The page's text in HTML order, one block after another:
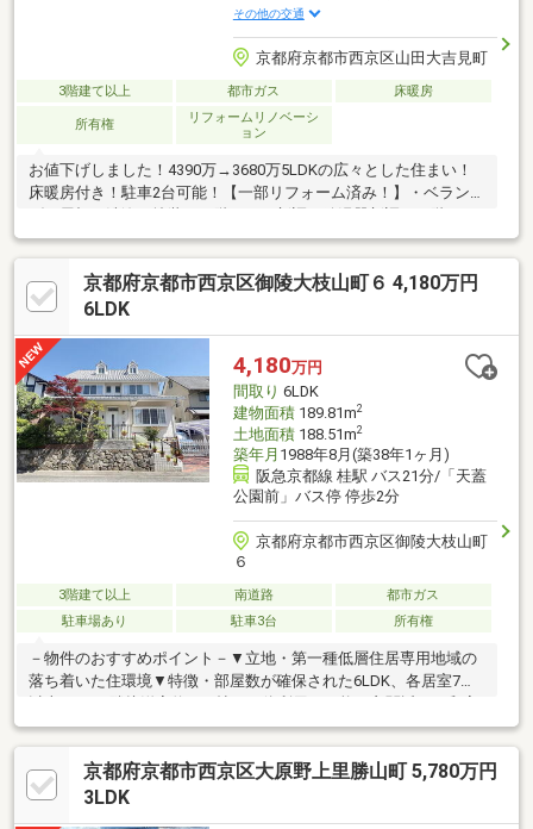
その他の交通
京都府京都市西京区山田大吉見町
3階建て以上 都市ガス 床暖房
所有権
リフォームリノベーシ
ョン
お値下げしました！4390万→3680万5LDKの広々とした住まい！
床暖房付き！駐車2台可能！【一部リフォーム済み！】・ベラン
ダ・屋根の洗浄＋塗装・２階トイレ新調・給湯器新調・２階LDK
クロス貼替【5LDK】家族の人数やライフスタイルに柔軟に対応で
きる間取り【駐車2台可能】来客時や将来的な車の増台にも対応可
能！【リビング17.5帖＋床暖房】快適で広々としたくつろぎ空間
【ビルドインガレージ】雨の日も快適に出入り可能【南面バルコ
設が充実】小・中学校、スーパー、病院、公園、郵便局すべて徒
歩圏内！
京都府京都市西京区御陵大枝山町６ 4,180万円
6LDK
4,180万円
間取り 6LDK
建物面積189.81m2
土地面積188.51m2
築年月 1988年8月(築38年1ヶ月)
阪急京都線 桂駅 バス21分/「天蓋
公園前」バス停 停歩2分
京都府京都市西京区御陵大枝山町
６
3階建て以上 南道路
都市ガス
駐車場あり
駐車3台 所有権
－物件のおすすめポイント－▼立地・第一種低層住居専用地域の
落ち着いた住環境▼特徴・部屋数が確保された6LDK、各居室7帖
は約8.0帖、床の間・広縁付・室内随所に出窓を採用、採光に配
慮・駐車スペース3台分有(車種による)▼周辺環境・京都市立桂坂
小学校 徒歩9分(約650m)※売主様のご希望により内覧は8月下旬以
降※法令規定の建ぺい率を超過しているため、再建築の際現在と
京都府京都市西京区大原野上里勝山町 5,780万円
3LDK